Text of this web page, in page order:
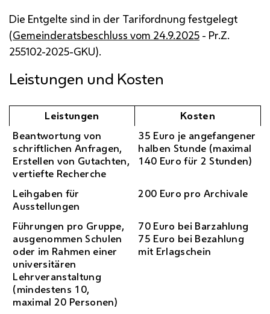
Die Entgelte sind in der Tarifordnung festgelegt
(Gemeinderatsbeschluss vom 24.9.2025 - Pr.Z.
255102-2025-GKU).
Leistungen und Kosten
Leistungen
Kosten
Beantwortung von
schriftlichen Anfragen,
Erstellen von Gutachten,
vertiefte Recherche
35 Euro je angefangener
halben Stunde (maximal
140 Euro für 2 Stunden)
Leihgaben für
Ausstellungen
200 Euro pro Archivale
Führungen pro Gruppe,
ausgenommen Schulen
oder im Rahmen einer
universitären
Lehrveranstaltung
(mindestens 10,
maximal 20 Personen)
70 Euro bei Barzahlung
75 Euro bei Bezahlung
mit Erlagschein